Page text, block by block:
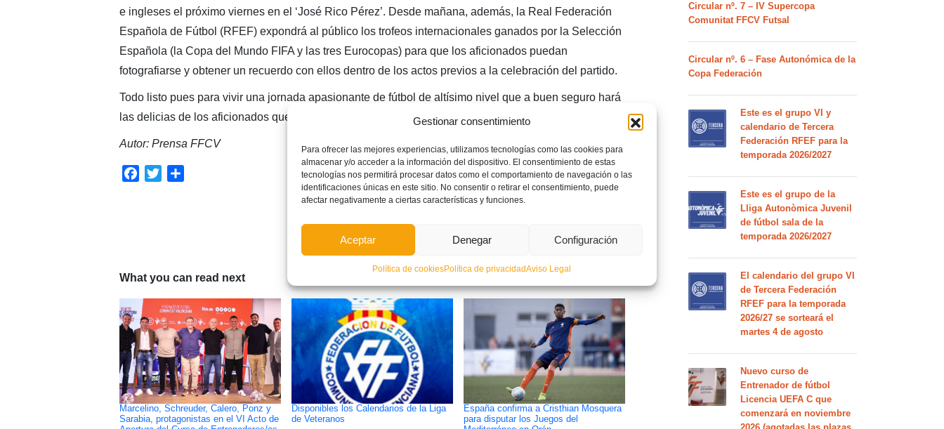
Gestionar consentimiento
Para ofrecer las mejores experiencias, utilizamos tecnologías como las cookies para
almacenar y/o acceder a la información del dispositivo. El consentimiento de estas
tecnologías nos permitirá procesar datos como el comportamiento de navegación o las
identificaciones únicas en este sitio. No consentir o retirar el consentimiento, puede
afectar negativamente a ciertas características y funciones.
Aceptar Denegar Configuración
Política de cookiesPolítica de privacidadAviso Legal
e ingleses el próximo viernes en el ‘José Rico Pérez’. Desde mañana, además, la Real Federación
Española de Fútbol (RFEF) expondrá al público los trofeos internacionales ganados por la Selección
Española (la Copa del Mundo FIFA y las tres Eurocopas) para que los aficionados puedan
fotografiarse y obtener un recuerdo con ellos dentro de los actos previos a la celebración del partido.
Todo listo pues para vivir una jornada apasionante de fútbol de altísimo nivel que a buen seguro hará
las delicias de los aficionados que llenarán las gradas del ‘Rico Pérez’ alicantino.
Autor: Prensa FFCV
Facebook
Twitter
ALICANTE,AMISTOSO FÚTBOL,SELECCIONES
What you can read next
Marcelino, Schreuder, Calero, Ponz y
Sarabia, protagonistas en el VI Acto de
Disponibles los Calendarios de la Liga
de Veteranos
España confirma a Cristhian Mosquera
para disputar los Juegos del
Circular nº. 7 – IV Supercopa
Comunitat FFCV Futsal
Circular nº. 6 – Fase Autonómica de la
Copa Federación
Este es el grupo VI y
calendario de Tercera
Federación RFEF para la
temporada 2026/2027
Este es el grupo de la
Lliga Autonòmica Juvenil
de fútbol sala de la
temporada 2026/2027
El calendario del grupo VI
de Tercera Federación
RFEF para la temporada
2026/27 se sorteará el
martes 4 de agosto
Nuevo curso de
Entrenador de fútbol
Licencia UEFA C que
comenzará en noviembre